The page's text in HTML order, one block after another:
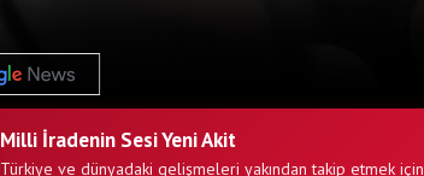
Milli İradenin Sesi Yeni Akit
Türkiye ve dünyadaki gelişmeleri yakından takip etmek için